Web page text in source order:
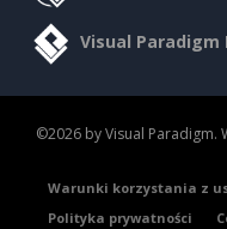
Visual Paradigm
©2026 by Visual Paradigm.
Warunki korzystania z
Polityka prywatności